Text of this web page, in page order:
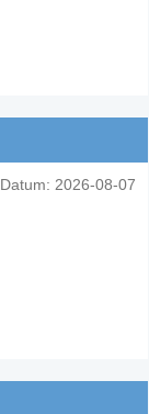
Datum: 2026-08-07